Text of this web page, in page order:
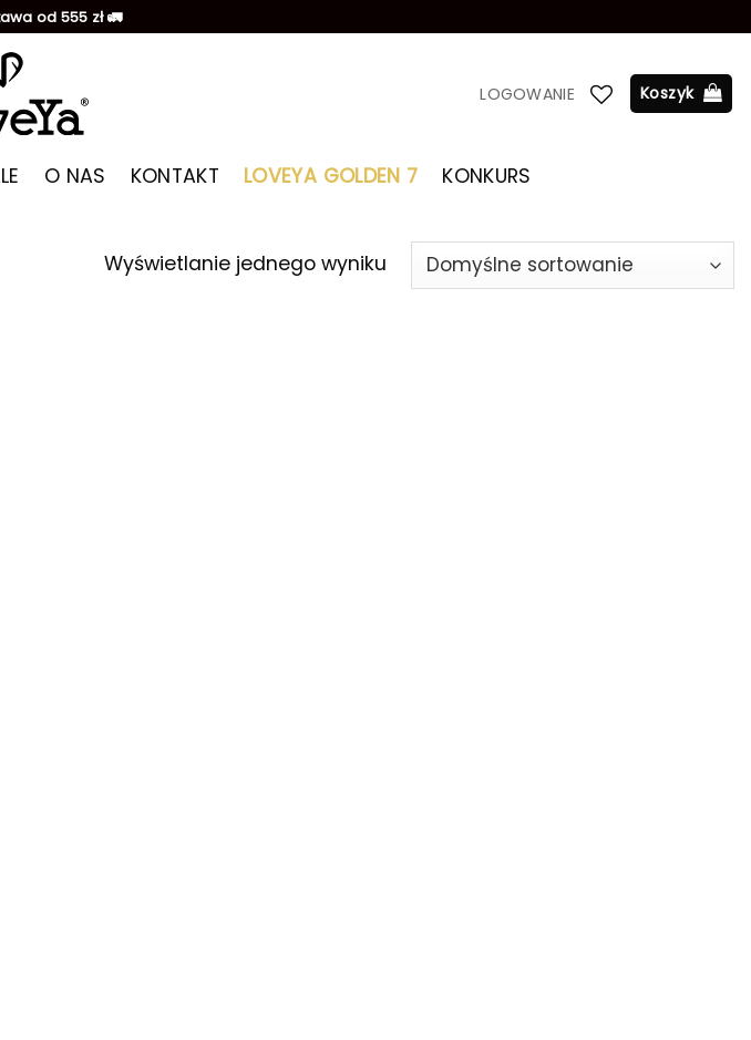
od 555 zł 🚛
LOGOWANIE Koszyk
O NAS KONTAKT LOVEYA GOLDEN 7 KONKURS
Wyświetlanie jednego wyniku